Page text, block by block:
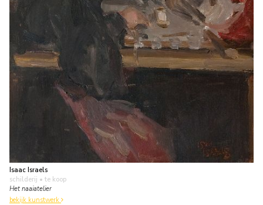
Isaac Israels
schilderij • te koop
Het naaiatelier
bekijk kunstwerk